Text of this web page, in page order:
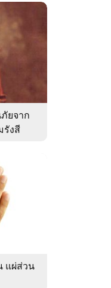
ยจาก
รังสี
แผ่ส่วน